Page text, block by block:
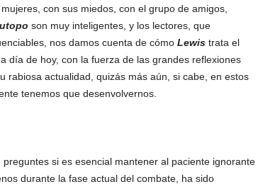
con sus miedos, con el grupo de amigos,
son muy inteligentes, y los lectores, que
nos damos cuenta de cómo Lewistrata el
día de hoy, con la fuerza de las grandes reflexiones
rabiosa actualidad, quizás más aún, si cabe, en estos
tenemos que desenvolvernos.
si es esencial mantener al paciente ignorante
durante la fase actual del combate, ha sido